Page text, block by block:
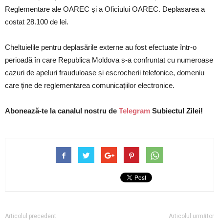
Reglementare ale OAREC și a Oficiului OAREC. Deplasarea a
costat 28.100 de lei.
Cheltuielile pentru deplasările externe au fost efectuate într-o
perioadă în care Republica Moldova s-a confruntat cu numeroase
cazuri de apeluri frauduloase și escrocherii telefonice, domeniu
care ține de reglementarea comunicațiilor electronice.
Abonează-te la canalul nostru de Telegram Subiectul Zilei!
Articolul precedent Articolul următor